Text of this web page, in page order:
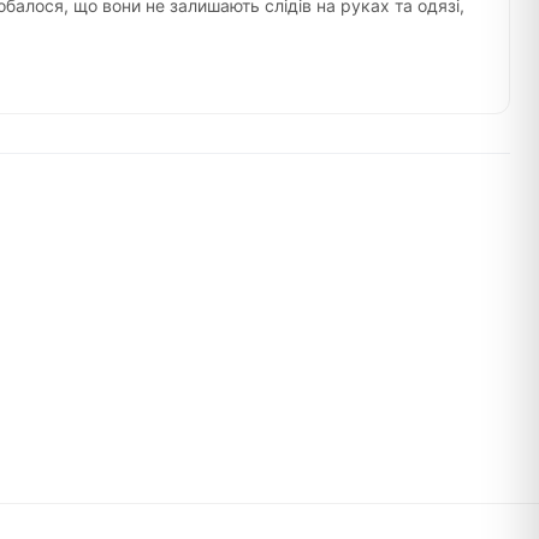
що вони не залишають слідів на руках та одязі,